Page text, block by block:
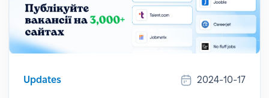
Updates 2024-10-17